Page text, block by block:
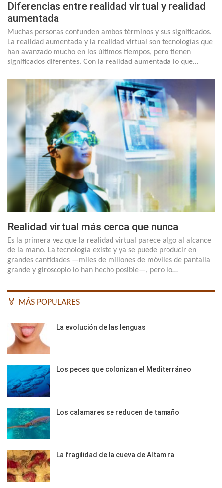
Diferencias entre realidad virtual y realidad
aumentada
Muchas personas confunden ambos términos y sus significados.
La realidad aumentada y la realidad virtual son tecnologías que
han avanzado mucho en los últimos tiempos, pero tienen
significados diferentes. Con la realidad aumentada lo que…
Realidad virtual más cerca que nunca
Es la primera vez que la realidad virtual parece algo al alcance
de la mano. La tecnología existe y ya se puede producir en
grandes cantidades —miles de millones de móviles de pantalla
grande y giroscopio lo han hecho posible—, pero lo…
🏅 MÁS POPULARES
La evolución de las lenguas
Los peces que colonizan el Mediterráneo
Los calamares se reducen de tamaño
La fragilidad de la cueva de Altamira